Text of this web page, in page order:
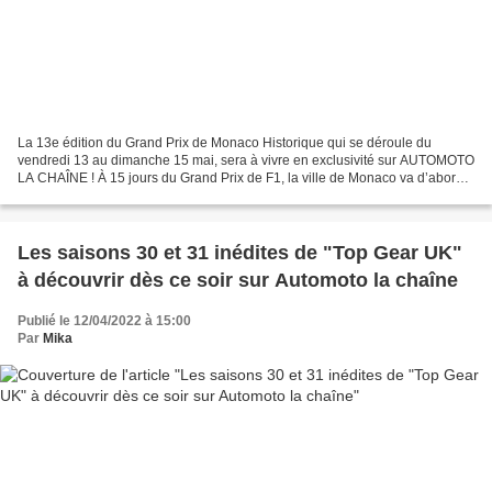
La 13e édition du Grand Prix de Monaco Historique qui se déroule du
vendredi 13 au dimanche 15 mai, sera à vivre en exclusivité sur AUTOMOTO
LA CHAÎNE ! À 15 jours du Grand Prix de F1, la ville de Monaco va d’abord
Les saisons 30 et 31 inédites de "Top Gear UK"
à découvrir dès ce soir sur Automoto la chaîne
Publié le 12/04/2022 à 15:00
Par Mika